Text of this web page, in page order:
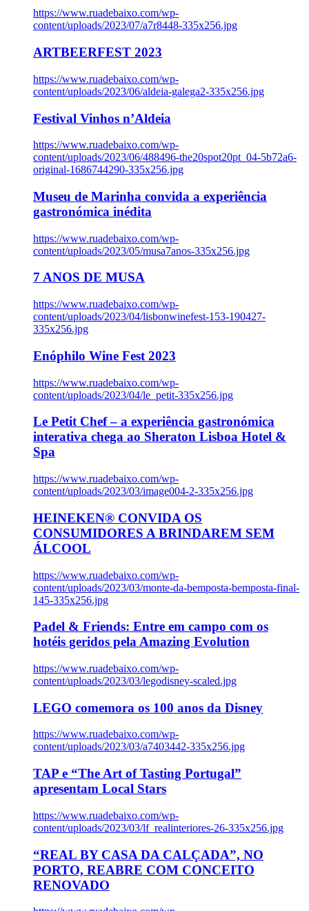
https://www.ruadebaixo.com/wp-
content/uploads/2023/07/a7r8448-335x256.jpg
ARTBEERFEST 2023
https://www.ruadebaixo.com/wp-
content/uploads/2023/06/aldeia-galega2-335x256.jpg
Festival Vinhos n’Aldeia
https://www.ruadebaixo.com/wp-
content/uploads/2023/06/488496-the20spot20pt_04-5b72a6-
original-1686744290-335x256.jpg
Museu de Marinha convida a experiência
gastronómica inédita
https://www.ruadebaixo.com/wp-
content/uploads/2023/05/musa7anos-335x256.jpg
7 ANOS DE MUSA
https://www.ruadebaixo.com/wp-
content/uploads/2023/04/lisbonwinefest-153-190427-
335x256.jpg
Enóphilo Wine Fest 2023
https://www.ruadebaixo.com/wp-
content/uploads/2023/04/le_petit-335x256.jpg
Le Petit Chef – a experiência gastronómica
interativa chega ao Sheraton Lisboa Hotel &
Spa
https://www.ruadebaixo.com/wp-
content/uploads/2023/03/image004-2-335x256.jpg
HEINEKEN® CONVIDA OS
CONSUMIDORES A BRINDAREM SEM
ÁLCOOL
https://www.ruadebaixo.com/wp-
content/uploads/2023/03/monte-da-bemposta-bemposta-final-
145-335x256.jpg
Padel & Friends: Entre em campo com os
hotéis geridos pela Amazing Evolution
https://www.ruadebaixo.com/wp-
content/uploads/2023/03/legodisney-scaled.jpg
LEGO comemora os 100 anos da Disney
https://www.ruadebaixo.com/wp-
content/uploads/2023/03/a7403442-335x256.jpg
TAP e “The Art of Tasting Portugal”
apresentam Local Stars
https://www.ruadebaixo.com/wp-
content/uploads/2023/03/lf_realinteriores-26-335x256.jpg
“REAL BY CASA DA CALÇADA”, NO
PORTO, REABRE COM CONCEITO
RENOVADO